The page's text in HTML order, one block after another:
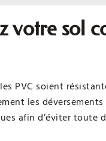
votre sol
PVC soient
les
afin d’éviter toute